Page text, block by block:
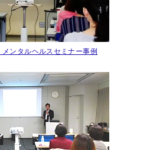
ンタルヘルスセミナー事例